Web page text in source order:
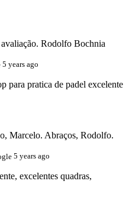
Rodolfo Bochnia
5 years ago
para pratica de padel excelente
Marcelo. Abraços, Rodolfo.
5 years ago
excelentes quadras,